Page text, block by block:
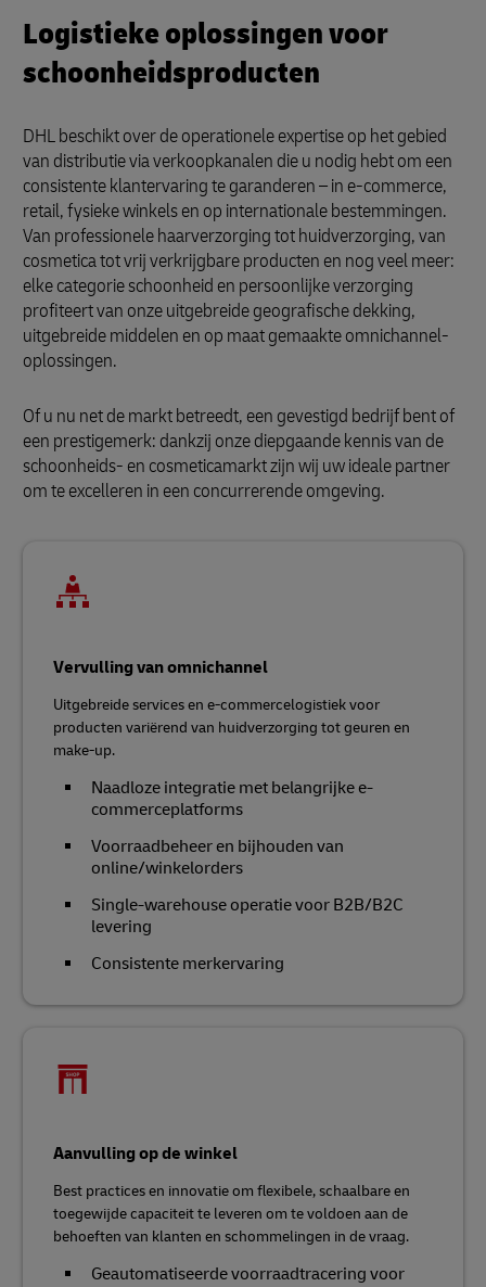
Logistieke oplossingen voor
schoonheidsproducten
DHL beschikt over de operationele expertise op het gebied
van distributie via verkoopkanalen die u nodig hebt om een ​​
consistente klantervaring te garanderen – in e-commerce,
retail, fysieke winkels en op internationale bestemmingen.
Van professionele haarverzorging tot huidverzorging, van
cosmetica tot vrij verkrijgbare producten en nog veel meer: ​​
elke categorie schoonheid en persoonlijke verzorging
profiteert van onze uitgebreide geografische dekking,
uitgebreide middelen en op maat gemaakte omnichannel-
oplossingen.
Of u nu net de markt betreedt, een gevestigd bedrijf bent of
een prestigemerk: dankzij onze diepgaande kennis van de
schoonheids- en cosmeticamarkt zijn wij uw ideale partner
om te excelleren in een concurrerende omgeving.
Vervulling van omnichannel
Uitgebreide services en e-commercelogistiek voor
producten variërend van huidverzorging tot geuren en
make-up.
Naadloze integratie met belangrijke e-
commerceplatforms
Voorraadbeheer en bijhouden van
online/winkelorders
Single-warehouse operatie voor B2B/B2C
levering
Consistente merkervaring
Aanvulling op de winkel
Best practices en innovatie om flexibele, schaalbare en
toegewijde capaciteit te leveren om te voldoen aan de
behoeften van klanten en schommelingen in de vraag.
Geautomatiseerde voorraadtracering voor